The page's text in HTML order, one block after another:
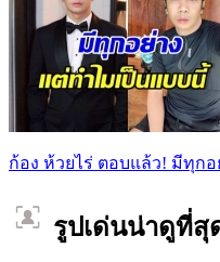
ก้อง ห้วยไร่ ตอบแล้ว! มีทุก
รูปเด่นน่าดูที่สุ